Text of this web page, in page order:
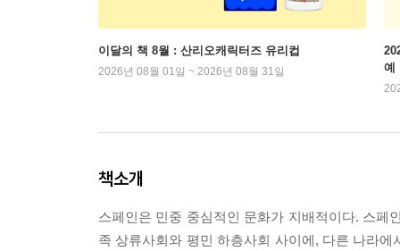
이달의 책 8월 : 산리오캐릭터즈 유리컵
2026년 08월 01일 ~ 2026년 08월 31일
예
책소개
스페인은 민중 중심적인 문화가 지배적이다. 스페
족 상류사회와 평민 하층사회 사이에, 다른 나라